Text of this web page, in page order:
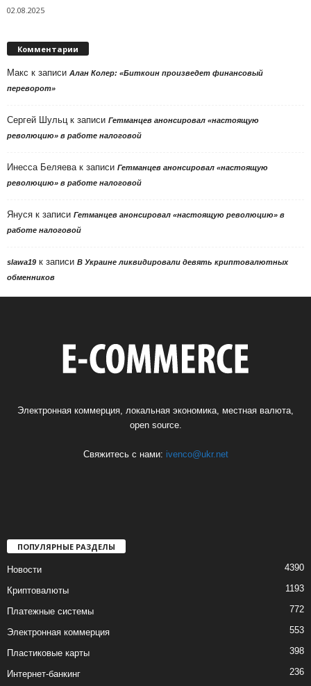
02.08.2025
Комментарии
Макс к записи Алан Колер: «Биткоин произведет финансовый
переворот»
Сергей Шульц к записи Гетманцев анонсировал «настоящую
революцию» в работе налоговой
Инесса Беляева к записи Гетманцев анонсировал «настоящую
революцию» в работе налоговой
Януся к записи Гетманцев анонсировал «настоящую революцию» в
работе налоговой
slawa19 к записи В Украине ликвидировали девять криптовалютных
обменников
Электронная коммерция, локальная экономика, местная валюта,
open source.
Свяжитесь с нами: ivenco@ukr.net
ПОПУЛЯРНЫЕ РАЗДЕЛЫ
Новости 4390
Криптовалюты 1193
Платежные системы 772
Электронная коммерция 553
Пластиковые карты 398
Интернет-банкинг 236